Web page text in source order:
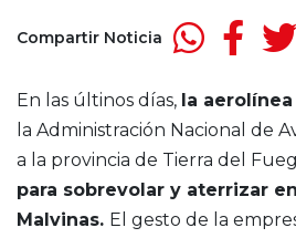
Compartir Noticia
En las últinos días, la
la Administración Nacional de
a la provincia de Tierra del
para sobrevolar y aterrizar
Malvinas. El gesto de la